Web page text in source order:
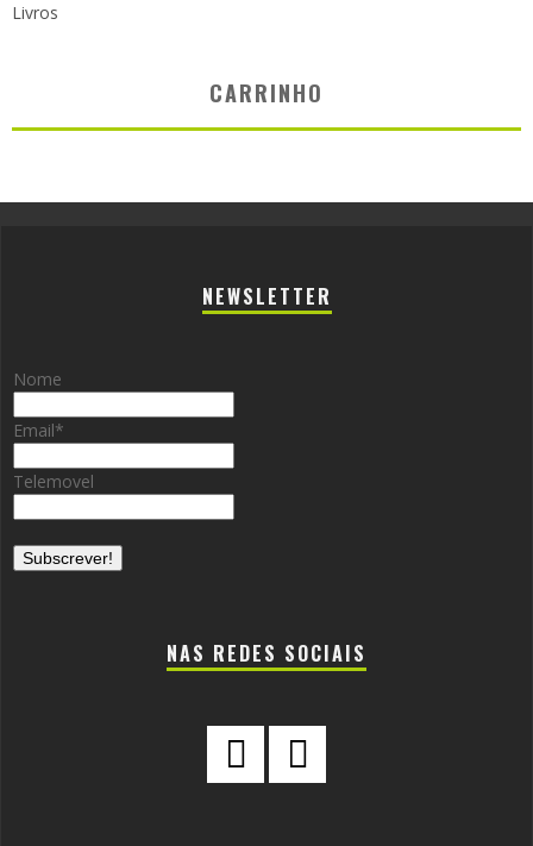
Livros
CARRINHO
NEWSLETTER
Nome
Email*
Telemovel
NAS REDES SOCIAIS